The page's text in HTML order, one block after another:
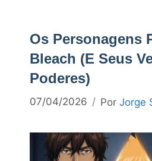
Os Personagens
Bleach (E Seus
Poderes)
07/04/2026 Por Jorge